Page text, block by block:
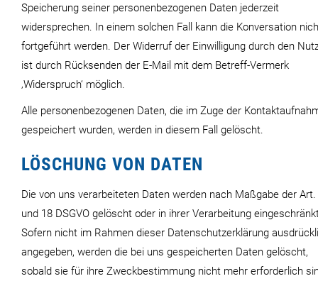
Speicherung seiner personenbezogenen Daten jederzeit
widersprechen. In einem solchen Fall kann die Konversation
fortgeführt werden. Der Widerruf der Einwilligung durch den
ist durch Rücksenden der E-Mail mit dem Betreff-Vermerk
‚Widerspruch‘ möglich.
Alle personenbezogenen Daten, die im Zuge der
gespeichert wurden, werden in diesem Fall gelöscht.
LÖSCHUNG VON DATEN
Die von uns verarbeiteten Daten werden nach Maßgabe der Art.
und 18 DSGVO gelöscht oder in ihrer Verarbeitung
Sofern nicht im Rahmen dieser Datenschutzerklärung
angegeben, werden die bei uns gespeicherten Daten gelöscht,
sobald sie für ihre Zweckbestimmung nicht mehr erforderlich